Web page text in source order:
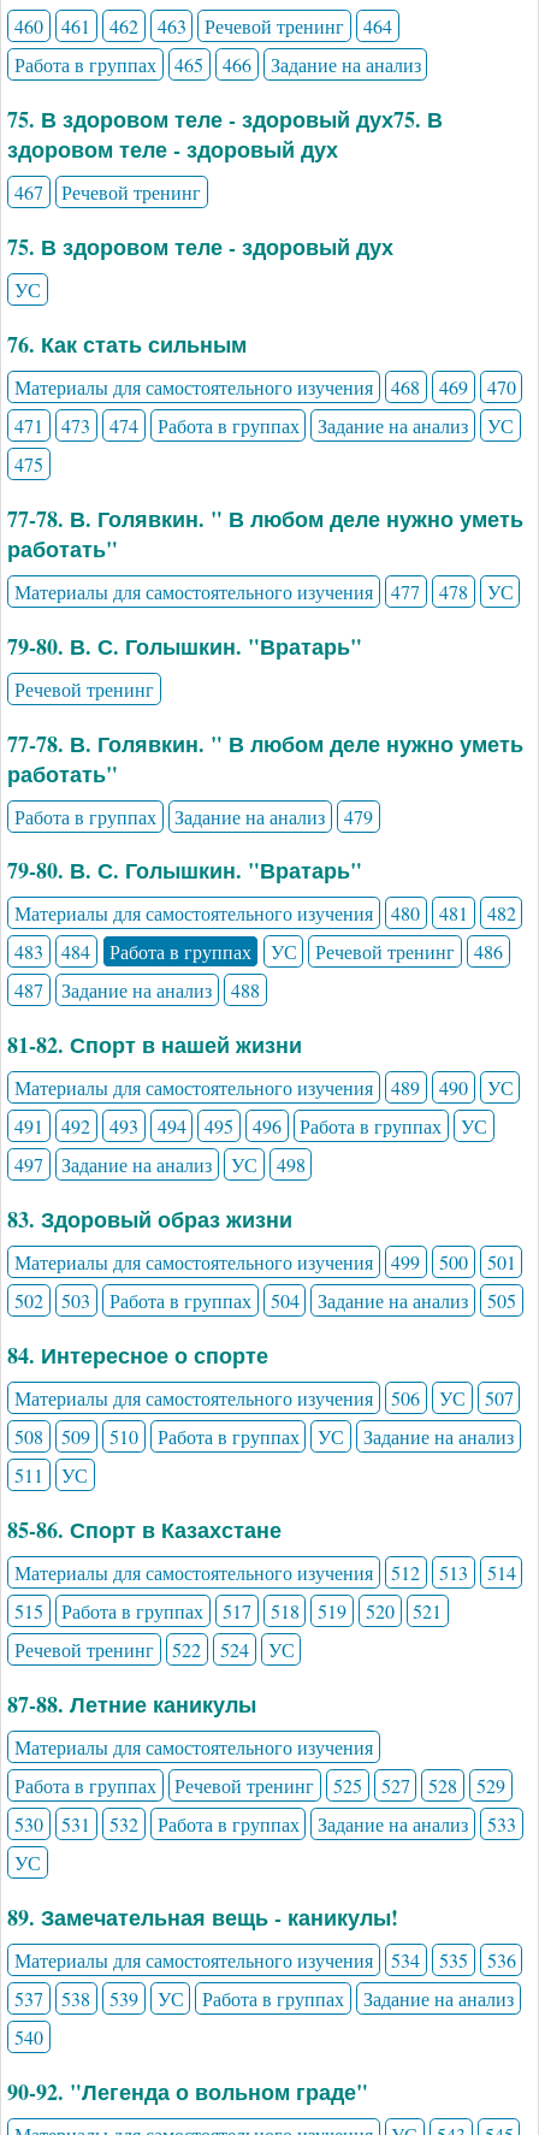
460 461 462 463 Речевой тренинг
464
Работа в группах
465 466 Задание на анализ
75. В здоровом теле - здоровый дух75. В
здоровом теле - здоровый дух
467 Речевой тренинг
75. В здоровом теле - здоровый дух
УС
76. Как стать сильным
Материалы для самостоятельного изучения 468 469
470
471
473 474 Работа в группах Задание на анализ
УС
475
77-78. В. Голявкин. " В любом деле нужно уметь
работать"
Материалы для самостоятельного изучения 477 478 УС
79-80. В. С. Голышкин. "Вратарь"
Речевой тренинг
77-78. В. Голявкин. " В любом деле нужно уметь
работать"
Работа в группах Задание на анализ 479
79-80. В. С. Голышкин. "Вратарь"
Материалы для самостоятельного изучения 480 481
482
483
484 Работа в группах УС Речевой тренинг
486
487
Задание на анализ 488
81-82. Спорт в нашей жизни
Материалы для самостоятельного изучения 489 490
УС
491
492 493 494 495 496 Работа в группах
УС
497
Задание на анализ УС 498
83. Здоровый образ жизни
Материалы для самостоятельного изучения 499 500
501
502
503 Работа в группах 504 Задание на анализ 505
84. Интересное о спорте
Материалы для самостоятельного изучения 506 УС
507
508
509 510 Работа в группах УС
Задание на анализ
511
УС
85-86. Спорт в Казахстане
Материалы для самостоятельного изучения 512 513
514
515
Работа в группах 517 518 519 520
521
Речевой тренинг
522 524 УС
87-88. Летние каникулы
Материалы для самостоятельного изучения
Работа в группах
Речевой тренинг 525 527 528
529
530
531 532 Работа в группах Задание на анализ
533
УС
89. Замечательная вещь - каникулы!
Материалы для самостоятельного изучения 534 535
536
537
538 539 УС Работа в группах
Задание на анализ
540
90-92. "Легенда о вольном граде"